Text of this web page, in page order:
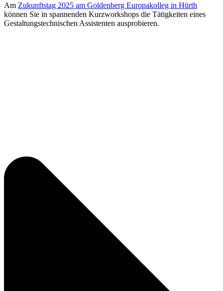
Am Zukunftstag 2025 am Goldenberg Europakolleg in Hürth
können Sie in spannenden Kurzworkshops die Tätigkeiten eines
Gestaltungstechnischen Assistenten ausprobieren.